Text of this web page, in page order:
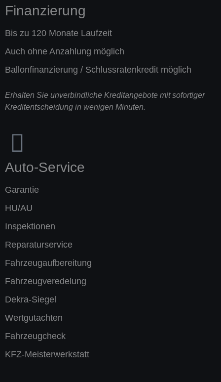
Finanzierung
Bis zu 120 Monate Laufzeit
Auch ohne Anzahlung möglich
Ballonfinanzierung / Schlussratenkredit möglich
Erhalten Sie unverbindliche Kreditangebote mit sofortiger
Kreditentscheidung in wenigen Minuten.
Auto-Service
Garantie
HU/AU
Inspektionen
Reparatur­service
Fahrzeug­aufbereitung
Fahrzeug­veredelung
Dekra-Siegel
Wert­gut­achten
Fahrzeug­check
KFZ-Meister­werkstatt